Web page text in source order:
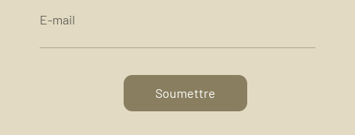
E-mail
Soumettre